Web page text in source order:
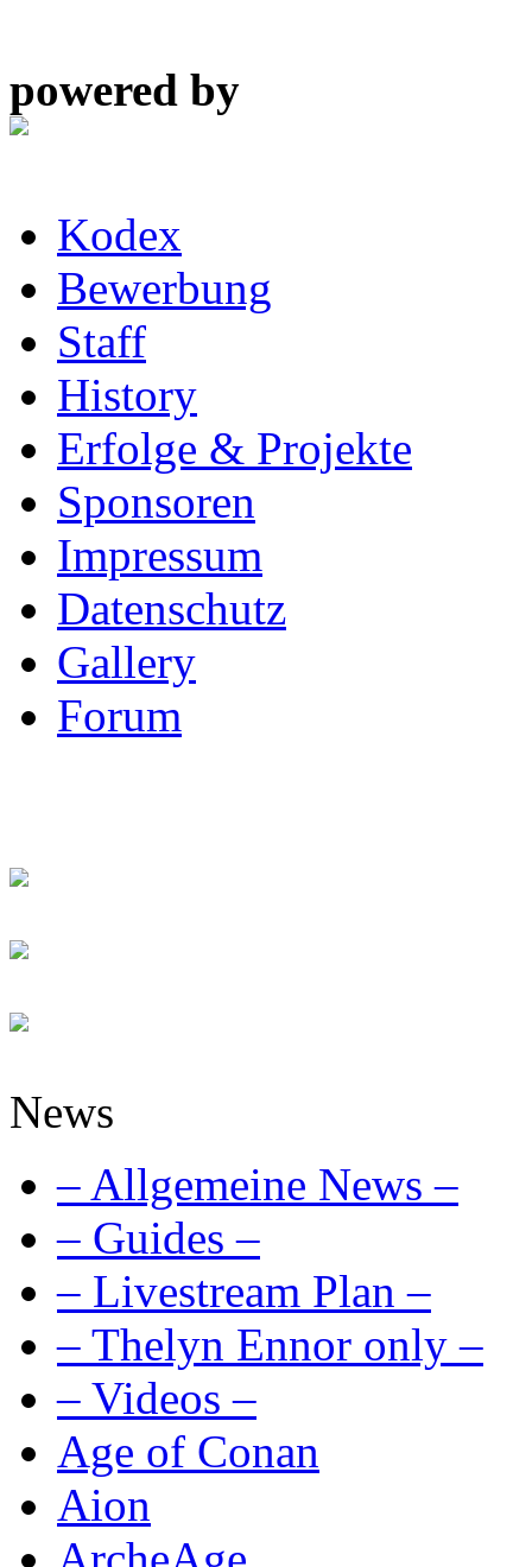
powered by
Kodex
Bewerbung
Staff
History
Erfolge & Projekte
Sponsoren
Impressum
Datenschutz
Gallery
Forum
News
– Allgemeine News –
– Guides –
– Livestream Plan –
– Thelyn Ennor only –
– Videos –
Age of Conan
Aion